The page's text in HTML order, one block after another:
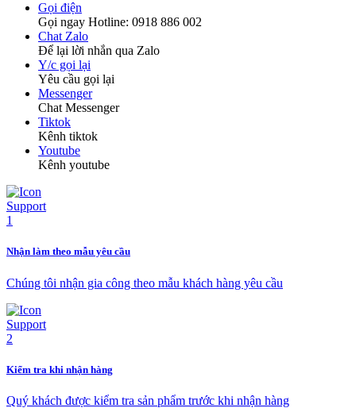
Gọi điện
Gọi ngay Hotline: 0918 886 002
Chat Zalo
Để lại lời nhắn qua Zalo
Y/c gọi lại
Yêu cầu gọi lại
Messenger
Chat Messenger
Tiktok
Kênh tiktok
Youtube
Kênh youtube
Nhận làm theo mẫu yêu cầu
Chúng tôi nhận gia công theo mẫu khách hàng yêu cầu
Kiểm tra khi nhận hàng
Quý khách được kiểm tra sản phẩm trước khi nhận hàng